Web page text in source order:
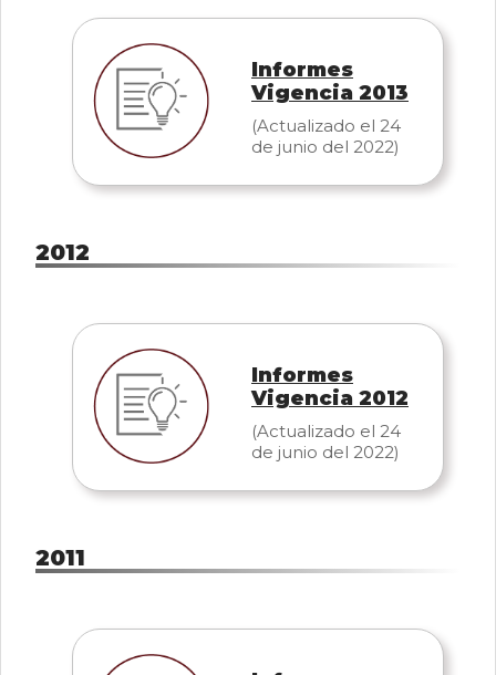
de
Informes
Vigencia 2013
(Actualizado el 24
de junio del 2022)
2012
Informes
Vigencia 2012
(Actualizado el 24
de junio del 2022)
2011